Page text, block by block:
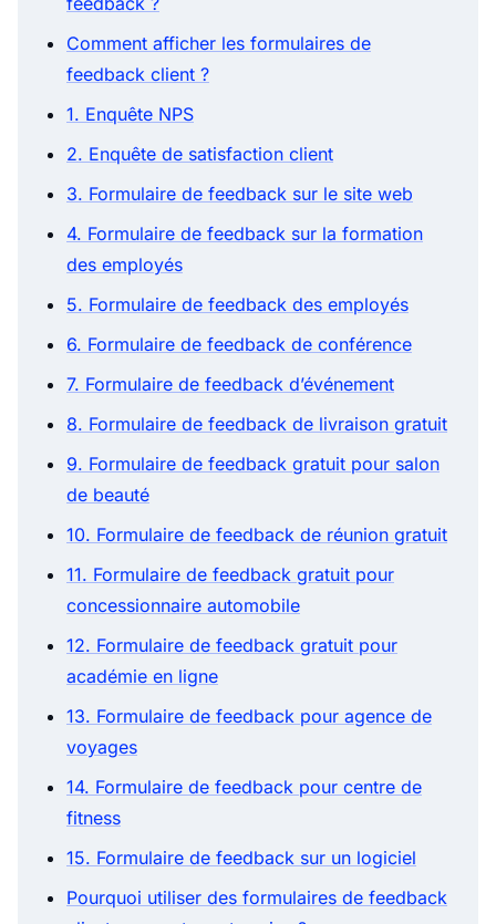
Comment afficher les formulaires de
feedback client ?
1. Enquête NPS
2. Enquête de satisfaction client
3. Formulaire de feedback sur le site web
4. Formulaire de feedback sur la formation
des employés
5. Formulaire de feedback des employés
6. Formulaire de feedback de conférence
7. Formulaire de feedback d’événement
8. Formulaire de feedback de livraison gratuit
9. Formulaire de feedback gratuit pour salon
de beauté
10. Formulaire de feedback de réunion gratuit
11. Formulaire de feedback gratuit pour
concessionnaire automobile
12. Formulaire de feedback gratuit pour
académie en ligne
13. Formulaire de feedback pour agence de
voyages
14. Formulaire de feedback pour centre de
fitness
15. Formulaire de feedback sur un logiciel
Pourquoi utiliser des formulaires de feedback